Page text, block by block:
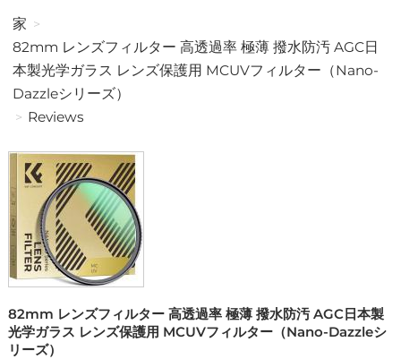
家
82mm レンズフィルター 高透過率 極薄 撥水防汚 AGC日
本製光学ガラス レンズ保護用 MCUVフィルター（Nano-
Dazzleシリーズ）
Reviews
82mm レンズフィルター 高透過率 極薄 撥水防汚 AGC日本製
光学ガラス レンズ保護用 MCUVフィルター（Nano-Dazzleシ
リーズ）